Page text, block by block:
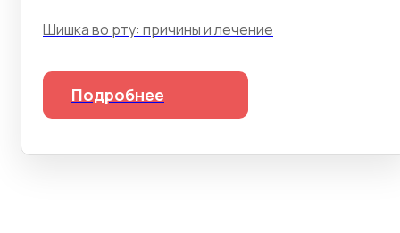
Шишка во рту: причины и лечение
Подробнее